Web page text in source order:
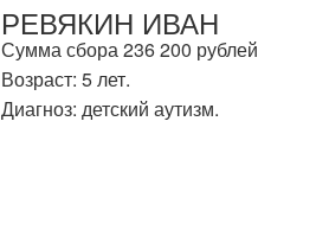
РЕВЯКИН ИВАН
Сумма сбора 236 200 рублей
Возраст: 5 лет.
Диагноз: детский аутизм.